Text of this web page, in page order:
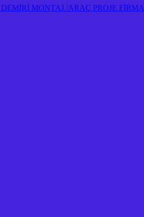
MONTAJ /ARAÇ PROJE